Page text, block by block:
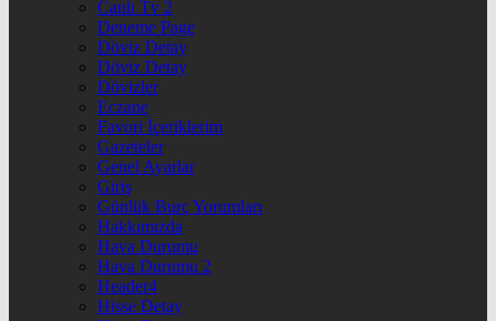
Canlı Tv 2
Deneme Page
Döviz Detay
Döviz Detay
Dövizler
Eczane
Favori İçeriklerim
Gazeteler
Genel Ayarlar
Giriş
Günlük Burç Yorumları
Hakkımızda
Hava Durumu
Hava Durumu 2
Header4
Hisse Detay